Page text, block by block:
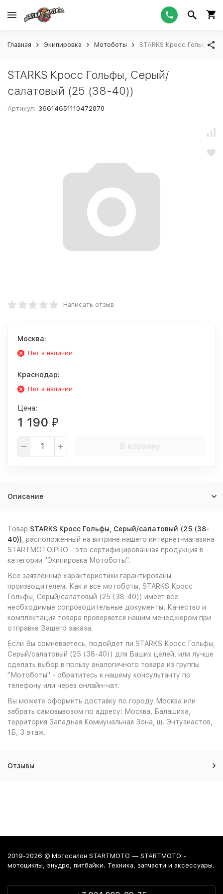
Главная Экипировка Мотоботы STARKS Кросс Гольфы,
STARKS Кросс Гольфы, Серый/
салатовый (25 (38-40))
Артикул: 36614651110472878
Написать отзыв
Москва:
Нет в наличии
Краснодар:
Нет в наличии
Цена:
1 190 ₽
В корзину
Описание
Товар STARKS Кросс Гольфы, Серый/салатовый (25 (38-
40)) , расположенный на витрине нашего интернет-магазина
STARTMOTO.PRO - это сертифицированная продукция в
категории "Экипировка Мотоботы".
Все заявленные характеристики гарантированы
производителем. Как и все мотоботы, STARKS Кросс
Гольфы, Серый/салатовый (25 (38-40)) имеет все
необходимые сопроводительные документы. Качество и
комплектация товара проверяется нашим менеджером при
отправке Вашего заказа.
Если Вы сомневаетесь, подойдет ли STARKS Кросс Гольфы,
Серый/салатовый (25 (38-40)) для Ваших целей, или лучше
сделать выбор в пользу аналогичного товара из группы
"Мотоботы" - обратитесь к нашему консультанту по
телефону или через онлайн-чат.
Вы можете оформить доставку по городу Москва или
забрать самовывозом по адресу: Москва, Балашиха,
территория Западная Коммунальная Зона, ш. Энтузиастов,
1Б, 3 этаж.
Отзывы
2019-2026 © Мотосалон STARTMOTO — STARTMOTO -
мотоциклы, энудро, питбайки. Техника, запчасти и аксессуары.